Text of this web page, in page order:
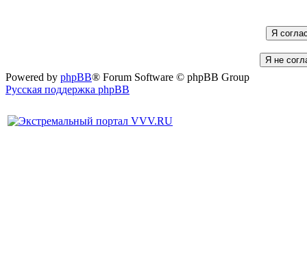
Powered by phpBB® Forum Software © phpBB Group
Русская поддержка phpBB